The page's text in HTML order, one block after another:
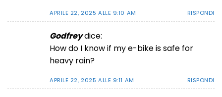
APRILE 22, 2025 ALLE 9:10 AM RISPONDI
Godfreydice:
How do I know if my e-bike is safe for
heavy rain?
APRILE 22, 2025 ALLE 9:11 AM RISPONDI